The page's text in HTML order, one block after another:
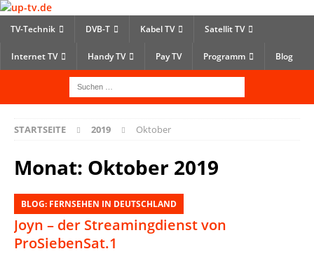
TV-Technik DVB-T Kabel TV Satellit TV
Internet TV Handy TV Pay TV Programm Blog
STARTSEITE 2019 Oktober
Monat: Oktober 2019
BLOG: FERNSEHEN IN DEUTSCHLAND
Joyn – der Streamingdienst von
ProSiebenSat.1